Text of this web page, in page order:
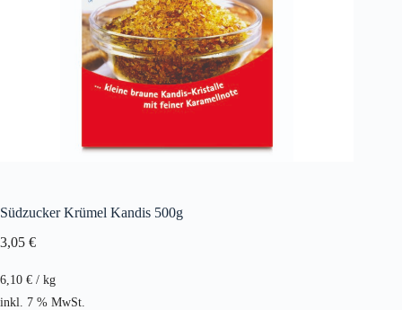
Südzucker Krümel Kandis 500g
3,05 €
6,10 € / kg
inkl. 7 % MwSt.